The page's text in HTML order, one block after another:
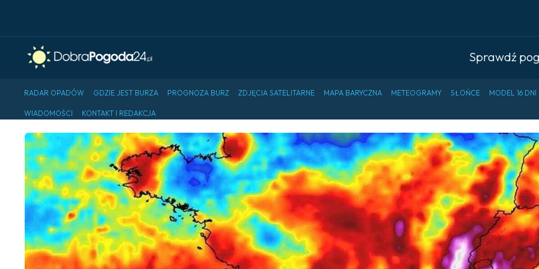
Sprawdź
RADAR OPADÓW GDZIE JEST BURZA PROGNOZA BURZ ZDJĘCIA SATELITARNE MAPA BARYCZNA METEOGRAMY SŁOŃCE MODEL 16 DNI
WIADOMOŚCI KONTAKT I REDAKCJA